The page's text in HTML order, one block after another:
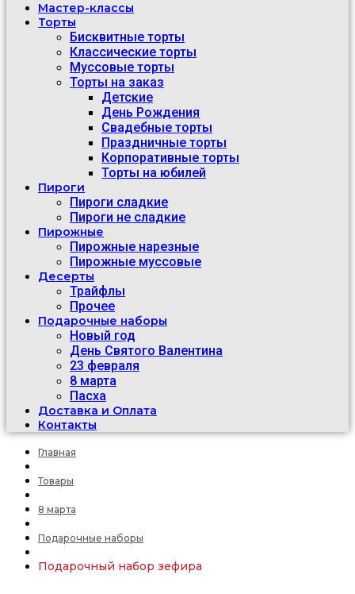
Мастер-классы
Торты
Бисквитные торты
Классические торты
Муссовые торты
Торты на заказ
Детские
День Рождения
Свадебные торты
Праздничные торты
Корпоративные торты
Торты на юбилей
Пироги
Пироги сладкие
Пироги не сладкие
Пирожные
Пирожные нарезные
Пирожные муссовые
Десерты
Трайфлы
Прочее
Подарочные наборы
Новый год
День Святого Валентина
23 февраля
8 марта
Пасха
Доставка и Оплата
Контакты
Главная
Товары
8 марта
Подарочные наборы
Подарочный набор зефира